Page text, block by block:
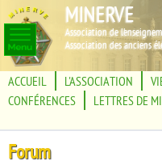
Association de
Association des anciens
MINERVE
ACCUEIL L'ASSOCIATION
CONFÉRENCES
LETTRES DE
Forum